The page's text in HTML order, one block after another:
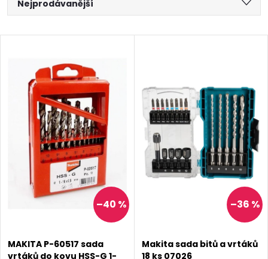
a
o
Nejprodávanější
Abecedně
–40 %
MAKITA P-60517 sada
vrtáků do kovu HSS-G 1-
–36 %
Makita sada bitů a vrtáků
18 ks 07026